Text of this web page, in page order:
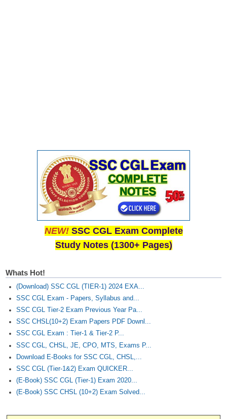
NEW! SSC CGL Exam Complete
Study Notes (1300+ Pages)
Whats Hot!
(Download) SSC CGL (TIER-1) 2024 EXA...
SSC CGL Exam - Papers, Syllabus and...
SSC CGL Tier-2 Exam Previous Year Pa...
SSC CHSL(10+2) Exam Papers PDF Downl...
SSC CGL Exam : Tier-1 & Tier-2 P...
SSC CGL, CHSL, JE, CPO, MTS, Exams P...
Download E-Books for SSC CGL, CHSL,...
SSC CGL (Tier-1&2) Exam QUICKER...
(E-Book) SSC CGL (Tier-1) Exam 2020...
(E-Book) SSC CHSL (10+2) Exam Solved...